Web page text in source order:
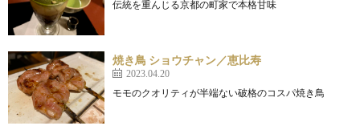
伝統を重んじる京都の町家で本格甘味
焼き鳥 ショウチャン／恵比寿
2023.04.20
モモのクオリティが半端ない破格のコスパ焼き鳥